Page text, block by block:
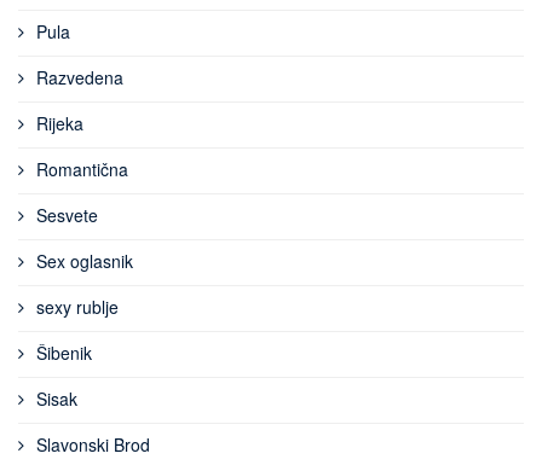
Pula
Razvedena
Rijeka
Romantična
Sesvete
Sex oglasnik
sexy rublje
Šibenik
Sisak
Slavonski Brod